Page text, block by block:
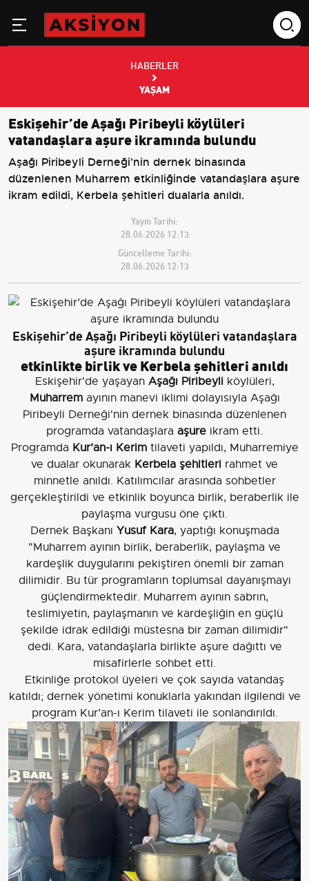
HABERLER
YAŞAM
Eskişehir’de Aşağı Piribeyli köylüleri
vatandaşlara aşure ikramında bulundu
Aşağı Piribeyli Derneği'nin dernek binasında
düzenlenen Muharrem etkinliğinde vatandaşlara aşure
ikram edildi, Kerbela şehitleri dualarla anıldı.
Yayın Tarihi:
28.06.2026 12:13
Güncelleme Tarihi:
28.06.2026 12:13
Eskişehir’de Aşağı Piribeyli köylüleri vatandaşlara
aşure ikramında bulundu
etkinlikte birlik ve Kerbela şehitleri anıldı
Eskişehir'de yaşayan Aşağı Piribeyliköylüleri,
Muharremayının manevi iklimi dolayısıyla Aşağı
Piribeyli Derneği'nin dernek binasında düzenlenen
programda vatandaşlara aşure ikram etti.
Programda Kur’an-ı Kerimtilaveti yapıldı, Muharremiye
ve dualar okunarak Kerbela şehitleri rahmet ve
minnetle anıldı. Katılımcılar arasında sohbetler
gerçekleştirildi ve etkinlik boyunca birlik, beraberlik ile
paylaşma vurgusu öne çıktı.
Dernek Başkanı Yusuf Kara, yaptığı konuşmada
"Muharrem ayının birlik, beraberlik, paylaşma ve
kardeşlik duygularını pekiştiren önemli bir zaman
dilimidir. Bu tür programların toplumsal dayanışmayı
güçlendirmektedir. Muharrem ayının sabrın,
teslimiyetin, paylaşmanın ve kardeşliğin en güçlü
şekilde idrak edildiği müstesna bir zaman dilimidir"
dedi. Kara, vatandaşlarla birlikte aşure dağıttı ve
misafirlerle sohbet etti.
Etkinliğe protokol üyeleri ve çok sayıda vatandaş
katıldı; dernek yönetimi konuklarla yakından ilgilendi ve
program Kur’an-ı Kerim tilaveti ile sonlandırıldı.